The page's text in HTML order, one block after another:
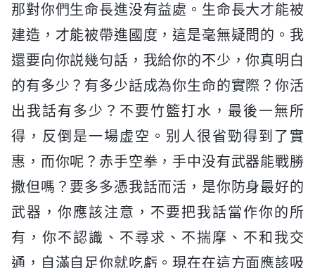
那對你們生命長進没有益處。生命長大才能被
建造，才能被帶進國度，這是毫無疑問的。我
還要向你説幾句話，我給你的不少，你真明白
的有多少？有多少話成為你生命的實際？你活
出我話有多少？不要竹籃打水，最後一無所
得，反倒是一場虚空。别人很省勁得到了實
惠，而你呢？赤手空拳，手中没有武器能戰勝
撒但嗎？要多多憑我話而活，是你防身最好的
武器，你應該注意，不要把我話當作你的所
有，你不認識、不尋求、不揣摩、不和我交
通，自滿自足你就吃虧。現在在這方面應該吸